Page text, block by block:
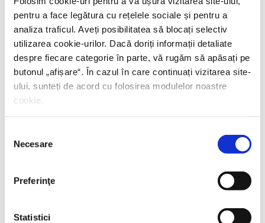
pentru a face legătura cu rețelele sociale și pentru a
analiza traficul. Aveți posibilitatea să blocați selectiv
utilizarea cookie-urilor. Dacă doriți informații detaliate
despre fiecare categorie în parte, vă rugăm să apăsați pe
butonul „ afișare“. În cazul în care continuați vizitarea site-
ului, sunteți de acord cu folosirea modulelor noastre
cookie.
consimțământului
Necesare
Preferinţe
Statistici